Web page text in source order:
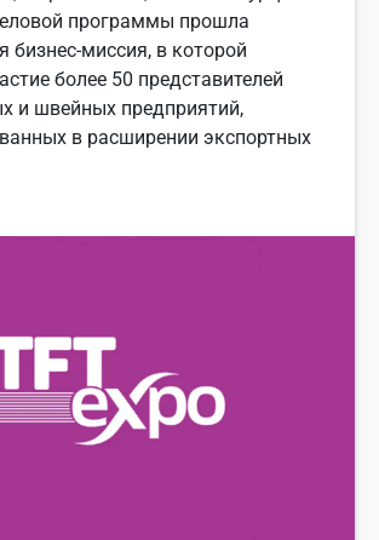
программы прошла
бизнес-миссия, в которой
более 50 представителей
и швейных предприятий,
в расширении экспортных